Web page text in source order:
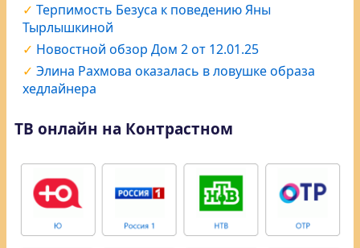
Терпимость Безуса к поведению Яны
Тырлышкиной
Новостной обзор Дом 2 от 12.01.25
Элина Рахмова оказалась в ловушке образа
хедлайнера
ТВ онлайн на Контрастном